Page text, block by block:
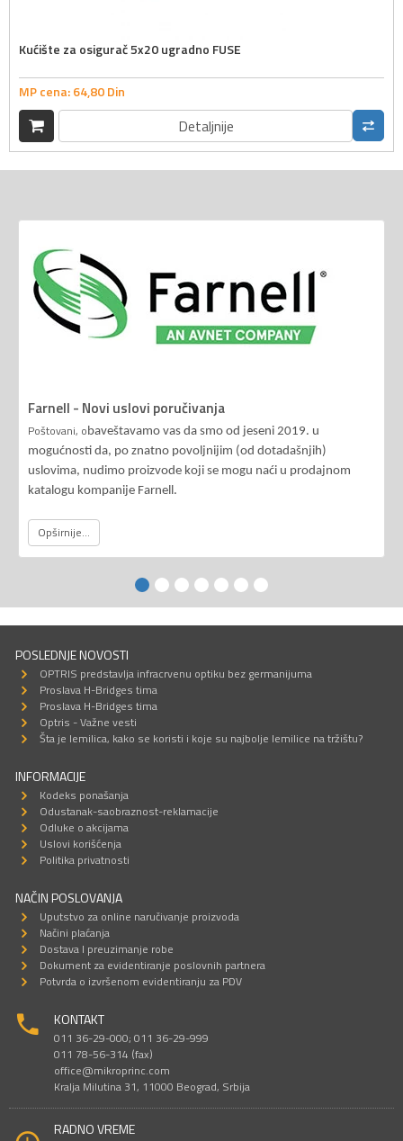
Kućište za osigurač 5x20 ugradno FUSE
MP cena:64,80Din
Detaljnije
Farnell - Novi uslovi poručivanja
Poštovani, o baveštavamo vas da smo od jeseni 2019. u
mogućnosti da, po znatno povoljnijim (od dotadašnjih)
uslovima, nudimo proizvode koji se mogu naći u prodajnom
katalogu kompanije Farnell.
Opširnije...
POSLEDNJE NOVOSTI
OPTRIS predstavlja infracrvenu optiku bez germanijuma
Proslava H-Bridges tima
Proslava H-Bridges tima
Optris - Važne vesti
Šta je lemilica, kako se koristi i koje su najbolje lemilice na tržištu?
INFORMACIJE
Kodeks ponašanja
Odustanak-saobraznost-reklamacije
Odluke o akcijama
Uslovi korišćenja
Politika privatnosti
NAČIN POSLOVANJA
Uputstvo za online naručivanje proizvoda
Načini plaćanja
Dostava I preuzimanje robe
Dokument za evidentiranje poslovnih partnera
Potvrda o izvršenom evidentiranju za PDV
KONTAKT
011 36-29-000; 011 36-29-999
011 78-56-314 (fax)
office@mikroprinc.com
Kralja Milutina 31, 11000 Beograd, Srbija
RADNO VREME